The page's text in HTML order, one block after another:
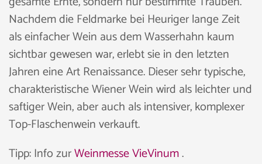
Nachdem die Feldmarke bei Heuriger lange Zeit
als einfacher Wein aus dem Wasserhahn kaum
sichtbar gewesen war, erlebt sie in den letzten
Jahren eine Art Renaissance. Dieser sehr typische,
charakteristische Wiener Wein wird als leichter und
saftiger Wein, aber auch als intensiver, komplexer
Top-Flaschenwein verkauft.
Tipp: Info zurWeinmesse VieVinum.